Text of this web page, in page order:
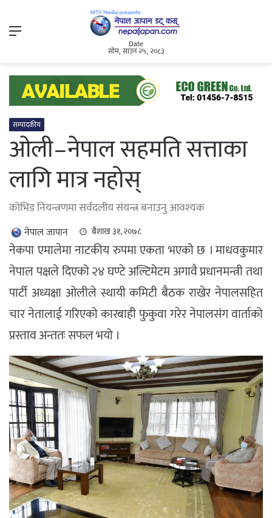
Menu
Date
सोम, साउन २५, २०८३
सम्पादकीय
ओली–नेपाल सहमति सत्ताका
लागि मात्र नहोस्
कोभिड नियन्त्रणमा सर्वदलीय संयन्त्र बनाउनु आवश्यक
नेपाल जापान बैशाख ३१, २०७८
नेकपा एमालेमा नाटकीय रुपमा एकता भएको छ । माधवकुमार
नेपाल पक्षले दिएको २४ घण्टे अल्टिमेटम अगावै प्रधानमन्त्री तथा
पार्टी अध्यक्षा ओलीले स्थायी कमिटी बैठक राखेर नेपालसहित
चार नेतालाई गरिएको कारबाही फुकुवा गरेर नेपालसंग वार्ताको
प्रस्ताव अन्ततः सफल भयो ।